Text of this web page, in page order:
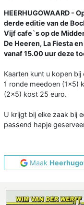
HEERHUGOWAARD -
derde editie van de
Vijf cafe`s op de
De Heeren, La Fiesta
vanaf 15.00 uur deze
Kaarten kunt u kopen
1 ronde meedoen (1x5)
(2x5) kost 25 euro.
U krijgt bij elke zaak bij
passend hapje
Maak